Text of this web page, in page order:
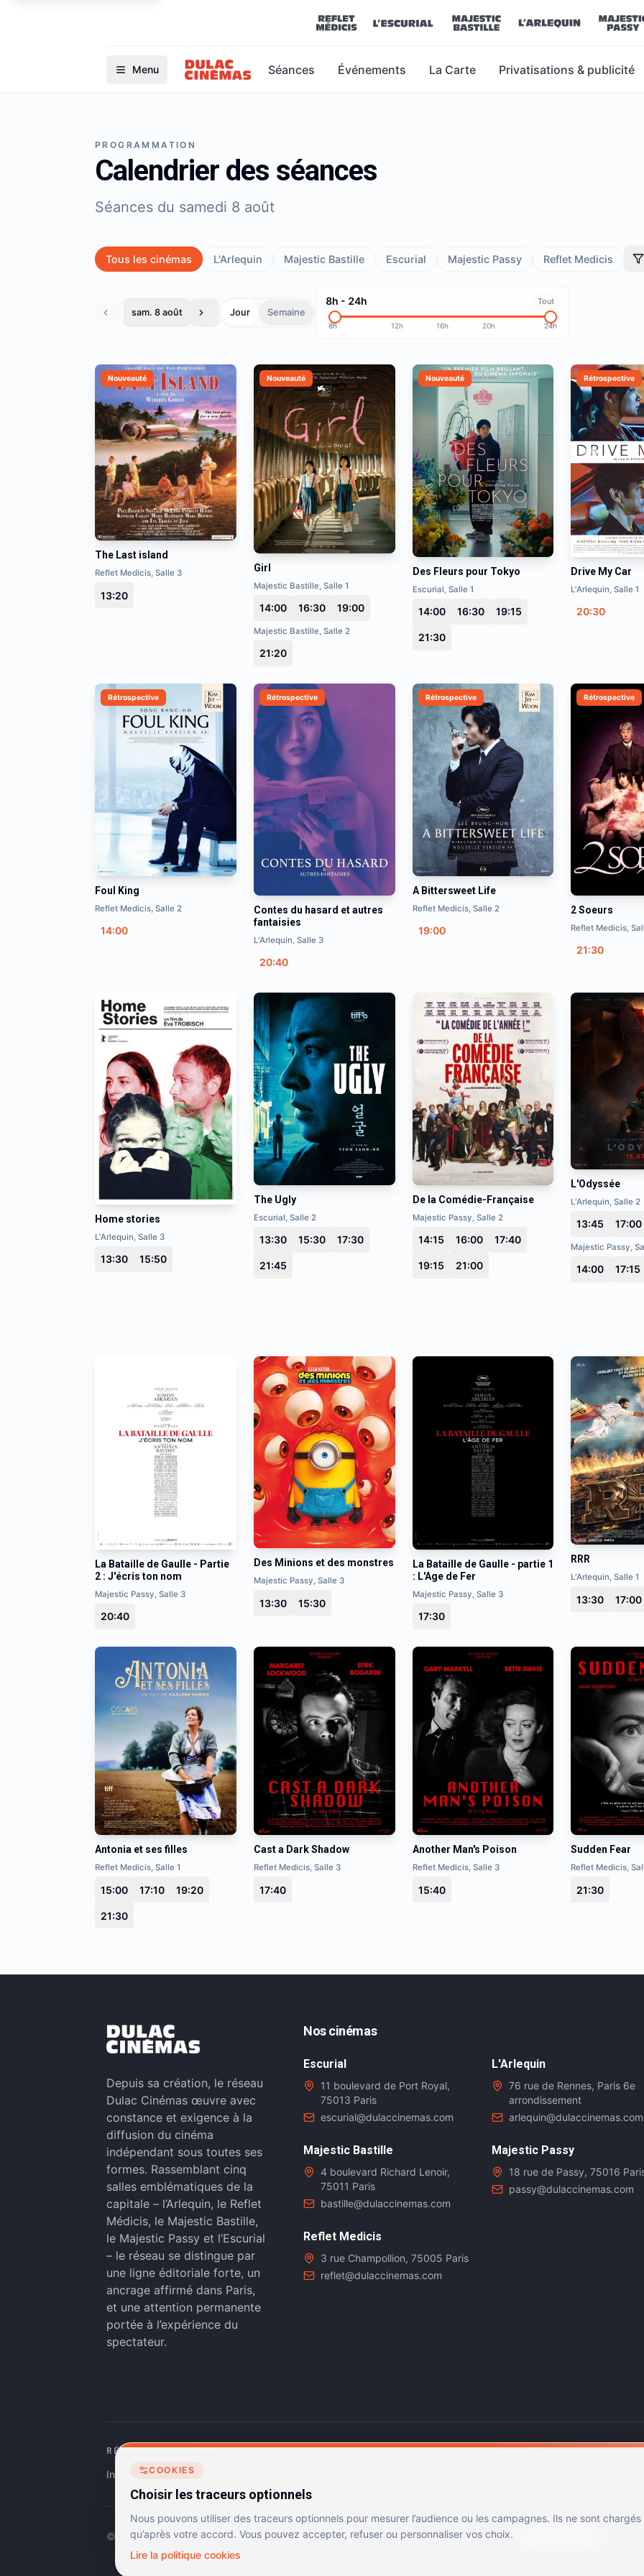
Menu Séances Événements La Carte Privatisations & publicité
PROGRAMMATION
Calendrier des séances
Séances du samedi 8 août
sam. 8 août Jour Semaine
8h - 24h Tout
8h 12h 16h 20h 24h
Tous les cinémas L'Arlequin Majestic Bastille Escurial Majestic Passy Reflet Medicis
Nouveauté
The Last island
Reflet Medicis, Salle 3
13:20
Nouveauté
Girl
Majestic Bastille, Salle 1
14:00 16:30 19:00
Majestic Bastille, Salle 2
21:20
Nouveauté
Des Fleurs pour Tokyo
Escurial, Salle 1
14:00 16:30 19:15
21:30
Rétrospective
Drive My Car
L'Arlequin, Salle 1
20:30
Rétrospective
Foul King
Reflet Medicis, Salle 2
14:00
Rétrospective
Contes du hasard et autres
fantaisies
L'Arlequin, Salle 3
20:40
Rétrospective
A Bittersweet Life
Reflet Medicis, Salle 2
19:00
Rétrospective
2 Soeurs
Reflet Medicis,
21:30
Home stories
L'Arlequin, Salle 3
13:30 15:50
The Ugly
Escurial, Salle 2
13:30 15:30 17:30
21:45
De la Comédie-Française
Majestic Passy, Salle 2
14:15 16:00 17:40
19:15 21:00
L'Odyssée
L'Arlequin, Salle 2
13:45 17:00
Majestic Passy,
14:00 17:15
La Bataille de Gaulle - Partie
2 : J'écris ton nom
Majestic Passy, Salle 3
20:40
Des Minions et des monstres
Majestic Passy, Salle 3
13:30 15:30
La Bataille de Gaulle - partie 1
: L'Age de Fer
Majestic Passy, Salle 3
17:30
RRR
L'Arlequin, Salle 1
13:30 17:00
Antonia et ses filles
Reflet Medicis, Salle 1
15:00 17:10 19:20
21:30
Cast a Dark Shadow
Reflet Medicis, Salle 3
17:40
Another Man's Poison
Reflet Medicis, Salle 3
15:40
Sudden Fear
Reflet Medicis,
21:30
Depuis sa création, le réseau
Dulac Cinémas œuvre avec
constance et exigence à la
diffusion du cinéma
indépendant sous toutes ses
formes. Rassemblant cinq
salles emblématiques de la
capitale – l’Arlequin, le Reflet
Médicis, le Majestic Bastille,
le Majestic Passy et l’Escurial
– le réseau se distingue par
une ligne éditoriale forte, un
ancrage affirmé dans Paris,
et une attention permanente
portée à l’expérience du
spectateur.
Nos cinémas
Escurial
11 boulevard de Port Royal,
75013 Paris
escurial@dulaccinemas.com
L'Arlequin
76 rue de Rennes, Paris 6e
arrondissement
arlequin@dulaccinemas.com
Majestic Bastille
4 boulevard Richard Lenoir,
75011 Paris
bastille@dulaccinemas.com
Majestic Passy
18 rue de Passy, 75016
passy@dulaccinemas.com
Reflet Medicis
3 rue Champollion, 75005 Paris
reflet@dulaccinemas.com
RÉSEAUX SOCIAUX
Instagram Facebook
© 2026Dulac Cinémas. Tous droits réservés. Mentions légalesConfidentialité Cookies
COOKIES
Choisir les traceurs optionnels
Nous pouvons utiliser des traceurs optionnels pour mesurer l’audience ou les campagnes. Ils ne sont chargés
qu’après votre accord. Vous pouvez accepter, refuser ou personnaliser vos choix.
Lire la politique cookies